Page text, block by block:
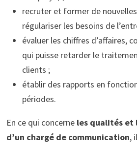
recruter et former de
régulariser les besoins de
évaluer les chiffres d’affaires,
qui puisse retarder le
clients ;
établir des rapports en
périodes.
En ce qui concerneles qualités et
d’un chargé de communication,